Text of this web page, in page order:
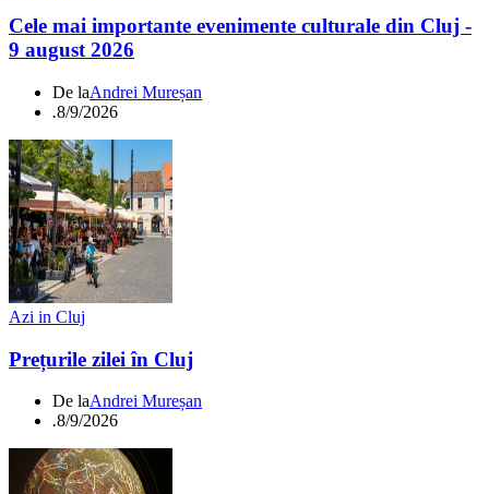
Cele mai importante evenimente culturale din Cluj -
9 august 2026
De laAndrei Mureșan
.8/9/2026
Azi in Cluj
Prețurile zilei în Cluj
De laAndrei Mureșan
.8/9/2026